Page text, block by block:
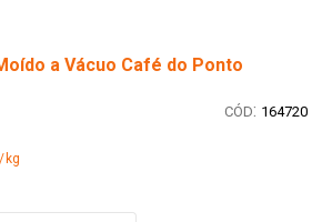
a Vácuo Café do Ponto
: 164720
kg